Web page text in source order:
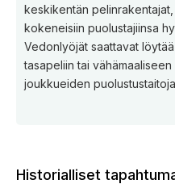
keskikentän
kokeneisiin puolustajiinsa
Vedonlyöjät saattavat
tasapeliin tai
joukkueiden
Historialliset